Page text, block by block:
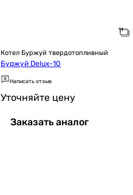
Котел Буржуй твердотопливный
Буржуй Delux-10
Написать отзыв
Уточняйте цену
Заказать аналог